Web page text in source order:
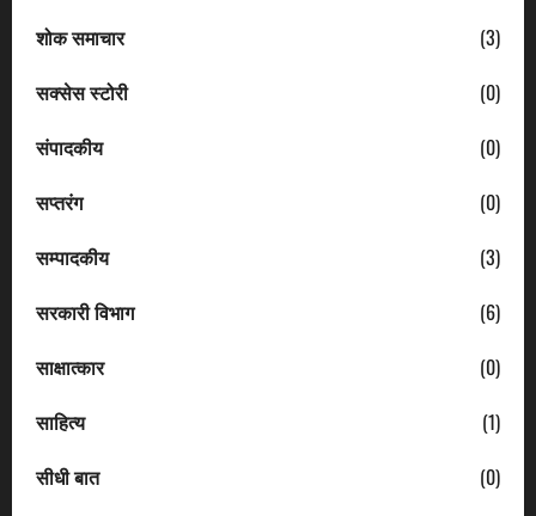
शोक समाचार
(3)
सक्सेस स्टोरी
(0)
संपादकीय
(0)
सप्तरंग
(0)
सम्पादकीय
(3)
सरकारी विभाग
(6)
साक्षात्कार
(0)
साहित्य
(1)
सीधी बात
(0)